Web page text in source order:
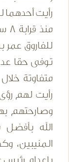
رأيت أحدهما
للفاروق
توفى حقا
متفاوتة
رأيت لهم
وصارحتهم
الله بأفضل
المنيبين،